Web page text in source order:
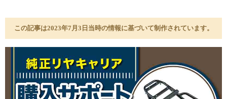
この記事は2023年7月3日当時の情報に基づいて制作されています。